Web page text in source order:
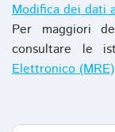
Modifica dei dati
Per maggiori
consultare le
Elettronico (MRE)